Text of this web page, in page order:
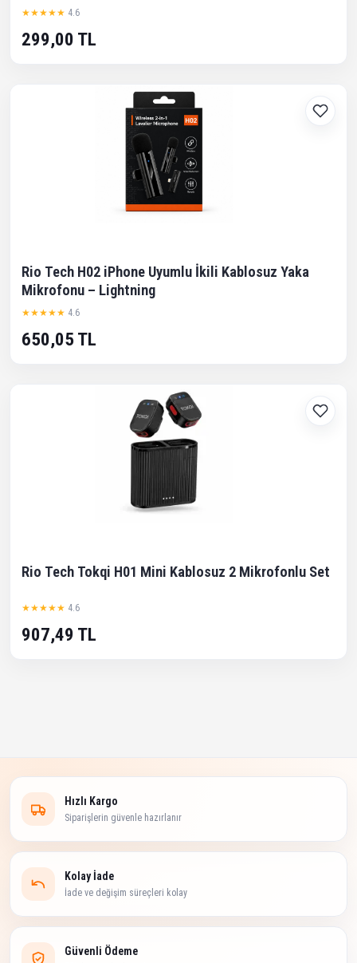
★★★★★ 4.6
299,00 TL
Rio Tech H02 iPhone Uyumlu İkili Kablosuz Yaka
Mikrofonu – Lightning
★★★★★ 4.6
650,05 TL
Rio Tech Tokqi H01 Mini Kablosuz 2 Mikrofonlu Set
★★★★★ 4.6
907,49 TL
Hızlı Kargo
Siparişlerin güvenle hazırlanır
Kolay İade
İade ve değişim süreçleri kolay
Güvenli Ödeme